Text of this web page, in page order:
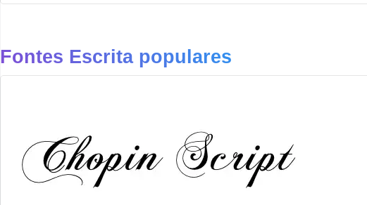
Fontes Escrita populares